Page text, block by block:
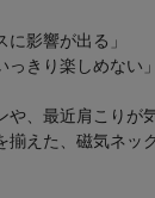
に影響が出る」
っきり楽しめない」
、最近肩こりが
えた、磁気ネッ